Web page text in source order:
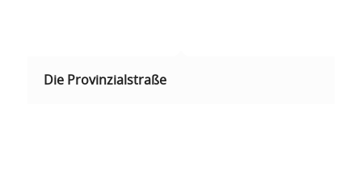
Die Provinzialstraße